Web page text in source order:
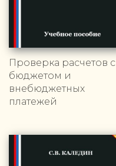
Проверка расчетов с
бюджетом и
внебюджетных
платежей